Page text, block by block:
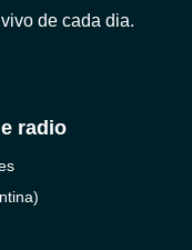
de cada dia.
radio